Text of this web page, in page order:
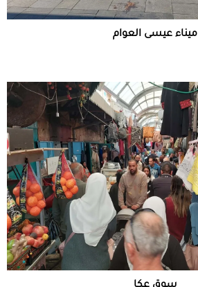
ميناء عيسى العوام